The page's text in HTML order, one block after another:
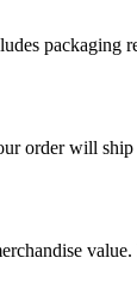
packaging
order will